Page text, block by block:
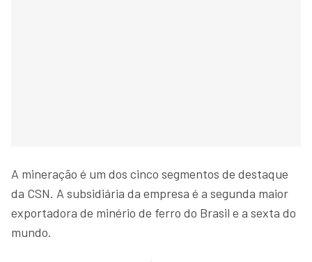
A mineração é um dos cinco segmentos de destaque
da CSN. A subsidiária da empresa é a segunda maior
exportadora de minério de ferro do Brasil e a sexta do
mundo.